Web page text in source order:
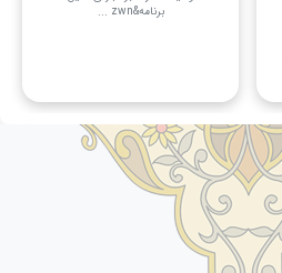
برنامه&zwn ...